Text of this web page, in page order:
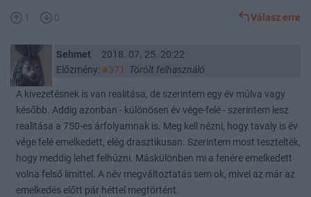
1 0 Válasz erre
Sehmet
2018. 07. 25. 20:22
Előzmény: #371 Törölt felhasználó
A kivezetésnek is van realitása, de szerintem egy év múlva vagy
később. Addig azonban - különösen év vége-felé - szerintem lesz
realitása a 750-es árfolyamnak is. Meg kell nézni, hogy tavaly is év
vége felé emelkedett, elég drasztikusan. Szerintem most tesztelték,
hogy meddig lehet felhúzni. Máskülönben mi a fenére emelkedett
volna felső limittel. A név megváltoztatás sem ok, mivel az már az
emelkedés előtt pár héttel megtörtént.